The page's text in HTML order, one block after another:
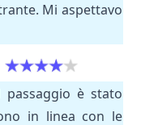
Mi aspettavo
è stato
in linea con le